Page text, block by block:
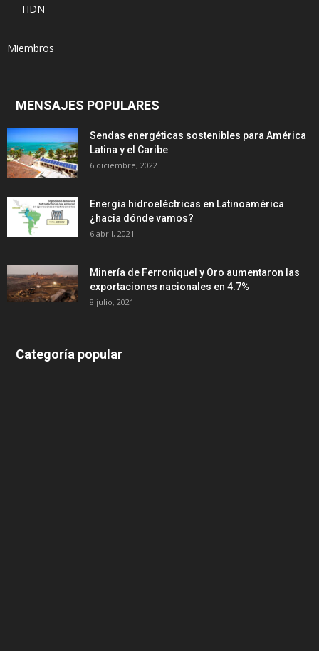
HDN
Miembros
MENSAJES POPULARES
Sendas energéticas sostenibles para América
Latina y el Caribe
6 diciembre, 2022
Energia hidroeléctricas en Latinoamérica
¿hacia dónde vamos?
6 abril, 2021
Minería de Ferroniquel y Oro aumentaron las
exportaciones nacionales en 4.7%
8 julio, 2021
Categoría popular